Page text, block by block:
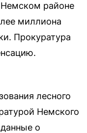
Немском районе
миллиона
Прокуратура
лесного
Немского
о